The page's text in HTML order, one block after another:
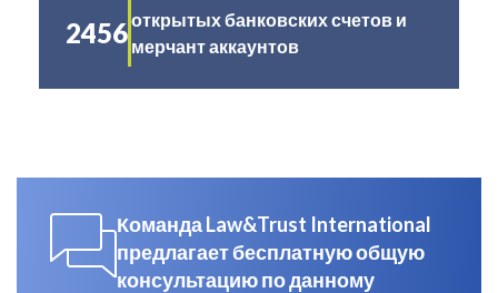
2456открытых банковских счетов и
мерчант аккаунтов
Команда Law&Trust International
предлагает бесплатную общую
консультацию по данному